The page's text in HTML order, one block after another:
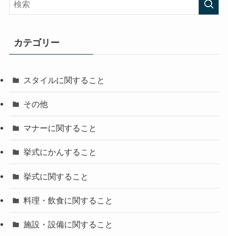
カテゴリー
スタイルに関すること
その他
マナーに関すること
挙式にかんすること
挙式に関すること
料理・飲食に関すること
施設・設備に関すること